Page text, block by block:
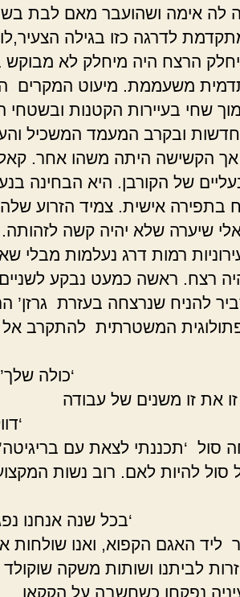
לה אימה ושהועבר מאם לבת
לדרגה כזו בגילה
הרצח היה מיחלק לא מבוקש
משעממת. מיעוט המקרים
שחי בעיירות הקטנות ובשטחי
ובקרב המעמד המשכיל
הקשישה היתה משהו אחר.
של הקורבן. היא הבחינה
בתפירה אישית. צמיד הזרוע
שיערה שלא יהיה קשה לזהותה.
רמות דרג נעלמות מבלי
רצח. ראשה כמעט נבקע
להניח שנרצחה בעזרת גרזן’
המשטרתית להתקרב אל
שלך’ אמרה
זו את זו משנים של עבודה
‘דווקא
סול ‘תכננתי לצאת עם
סול להיות לאם. רוב נשות
אנחנו נפגשות
ליד האגם הקפוא, ואנו שולחות
לביתנו ושותות משקה
עיניה נפקחו